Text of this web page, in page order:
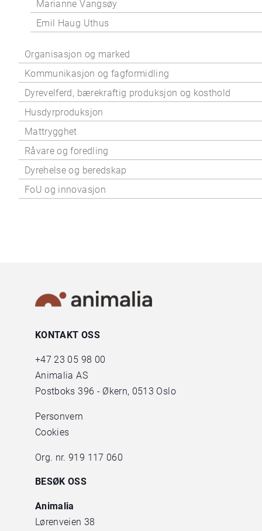
Marianne Vangsøy
Emil Haug Uthus
Organisasjon og marked
Kommunikasjon og fagformidling
Dyrevelferd, bærekraftig produksjon og kosthold
Husdyrproduksjon
Mattrygghet
Råvare og foredling
Dyrehelse og beredskap
FoU og innovasjon
KONTAKT OSS
+47 23 05 98 00
Animalia AS
Postboks 396 - Økern, 0513 Oslo
Personvern
Cookies
Org. nr. 919 117 060
BESØK OSS
Animalia
Lørenveien 38